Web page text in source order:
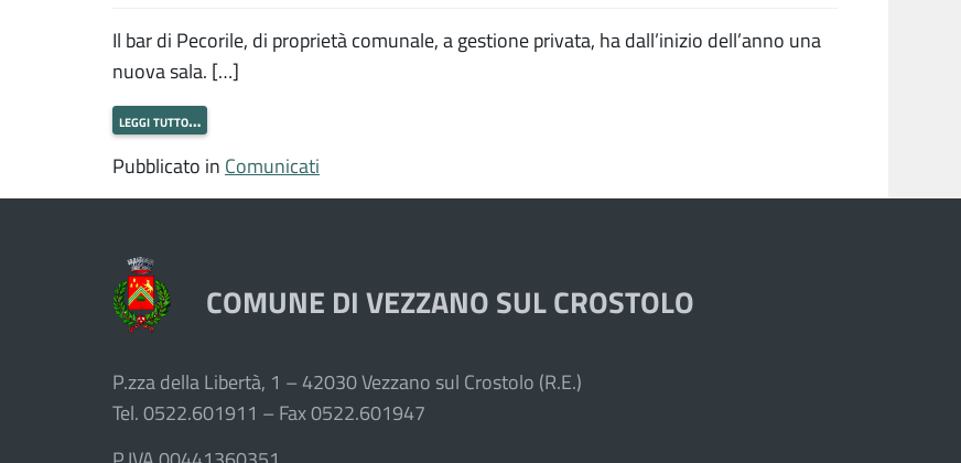
Il bar di Pecorile, di proprietà comunale, a gestione privata, ha dall’inizio dell’anno una
nuova sala. […]
leggi tutto…
Pubblicato in Comunicati
COMUNE DI VEZZANO SUL CROSTOLO
P.zza della Libertà, 1 – 42030 Vezzano sul Crostolo (R.E.)
Tel. 0522.601911 – Fax 0522.601947